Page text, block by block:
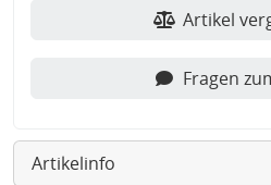
Artikel
Fragen
Artikelinfo